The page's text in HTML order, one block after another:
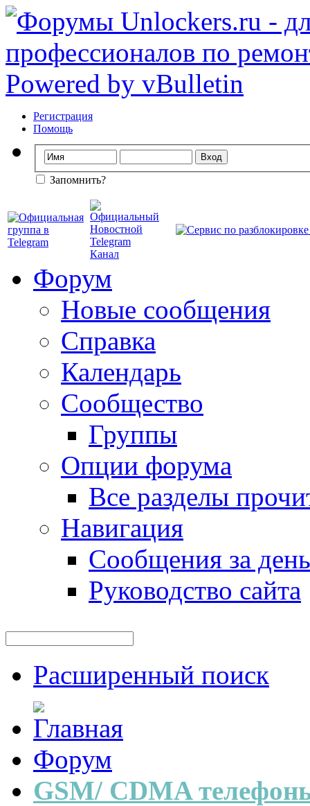
Регистрация
Помощь
Запомнить?
Форум
Новые сообщения
Справка
Календарь
Сообщество
Группы
Опции форума
Все разделы
Навигация
Сообщения за день
Руководство сайта
Расширенный поиск
Форум
GSM/ CDMA